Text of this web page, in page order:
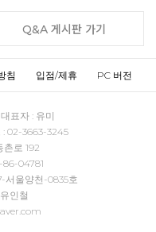
Q&A 게시판 가기
침 입점/제휴 PC 버전
표자 : 유미
02-3663-3245
촌로 192
86-04781
서울양천-0835호
인철